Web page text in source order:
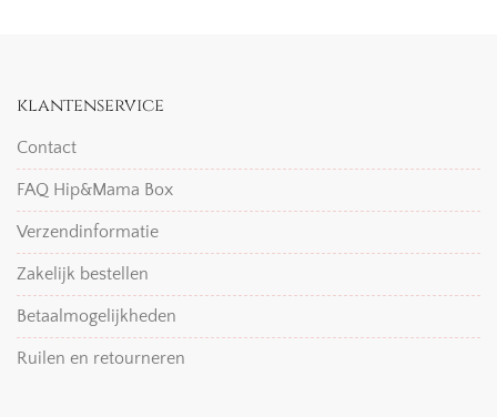
klantenservice
Contact
FAQ Hip&Mama Box
Verzendinformatie
Zakelijk bestellen
Betaalmogelijkheden
Ruilen en retourneren